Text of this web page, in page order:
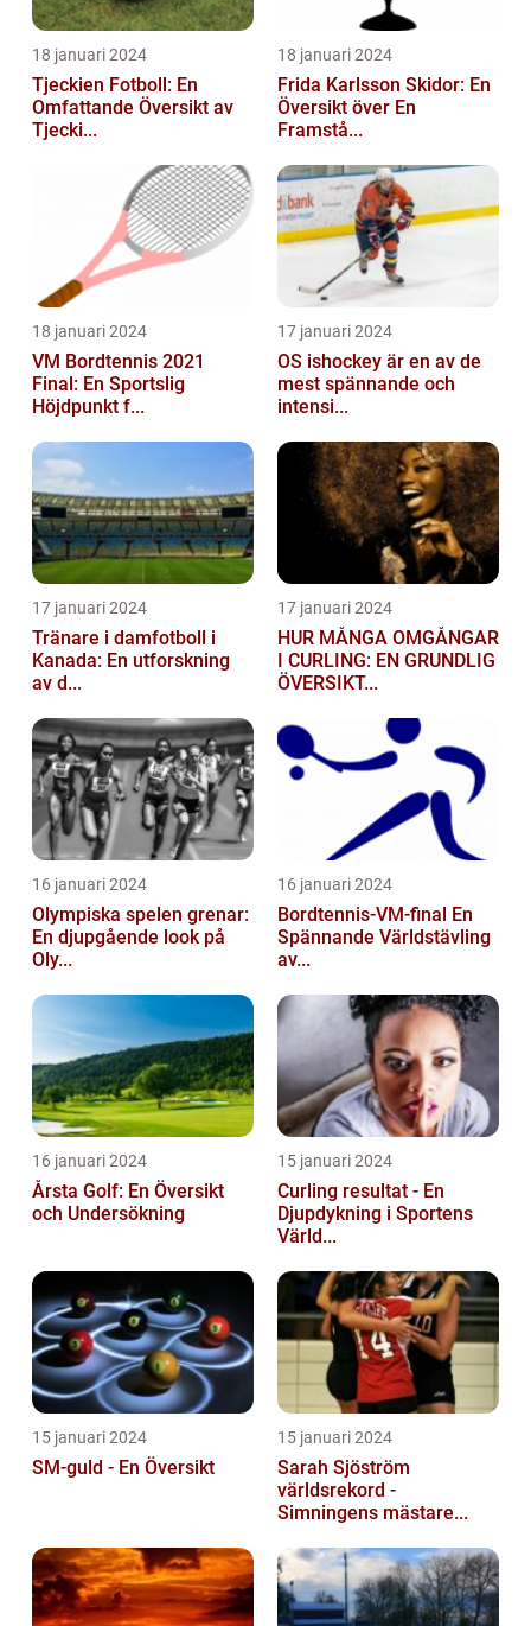
18 januari 2024
Tjeckien Fotboll: En
Omfattande Översikt av
Tjecki...
18 januari 2024
Frida Karlsson Skidor: En
Översikt över En
Framstå...
18 januari 2024
VM Bordtennis 2021
Final: En Sportslig
Höjdpunkt f...
17 januari 2024
OS ishockey är en av de
mest spännande och
intensi...
17 januari 2024
Tränare i damfotboll i
Kanada: En utforskning
av d...
17 januari 2024
HUR MÅNGA OMGÅNGAR
I CURLING: EN GRUNDLIG
ÖVERSIKT...
16 januari 2024
Olympiska spelen grenar:
En djupgående look på
Oly...
16 januari 2024
Bordtennis-VM-final En
Spännande Världstävling
av...
16 januari 2024
Årsta Golf: En Översikt
och Undersökning
15 januari 2024
Curling resultat - En
Djupdykning i Sportens
Värld...
15 januari 2024
SM-guld - En Översikt
15 januari 2024
Sarah Sjöström
världsrekord -
Simningens mästare...